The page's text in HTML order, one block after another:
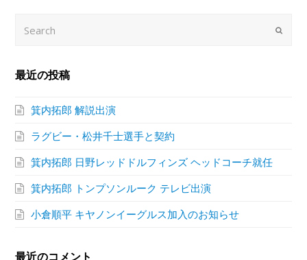
Submit
最近の投稿
箕内拓郎 解説出演
ラグビー・松井千士選手と契約
箕内拓郎 日野レッドドルフィンズ ヘッドコーチ就任
箕内拓郎 トンプソンルーク テレビ出演
小倉順平 キヤノンイーグルス加入のお知らせ
最近のコメント